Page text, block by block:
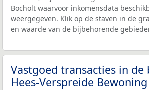
Bocholt waarvoor inkomensdata
weergegeven. Klik op de staven in de
en waarde van de bijbehorende
Vastgoed transacties in de
Hees-Verspreide